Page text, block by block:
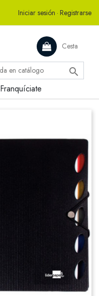
Iniciar sesión · Registrarse
Cesta

Franquíciate